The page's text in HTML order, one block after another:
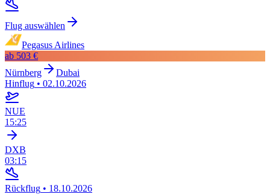
Flug auswählen
Pegasus Airlines
ab 503 €
Nürnberg
Dubai
Hinflug • 02.10.2026
NUE
15:25
DXB
03:15
Rückflug • 18.10.2026